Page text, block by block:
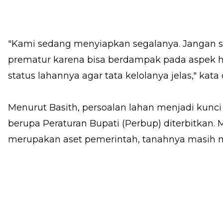
"Kami sedang menyiapkan segalanya. Jangan
prematur karena bisa berdampak pada aspek
status lahannya agar tata kelolanya jelas," kata
Menurut Basith, persoalan lahan menjadi
berupa Peraturan Bupati (Perbup) diterbitkan.
merupakan aset pemerintah, tanahnya masih